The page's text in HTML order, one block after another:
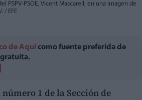
PSPV-PSOE, Vicent Mascarell, en una imagen de
/ EFE
de Aquí como fuente preferida de
1 de la Sección de